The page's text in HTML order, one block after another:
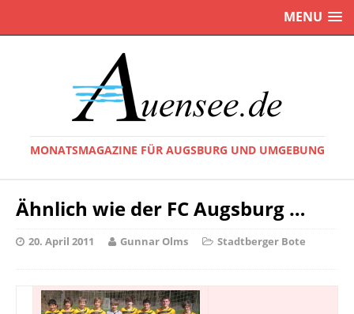
MENU
MONATSMAGAZINE FÜR AUGSBURG UND UMGEBUNG
Ähnlich wie der FC Augsburg …
20. April 2011 Gunnar Olms Stadtberger Bote